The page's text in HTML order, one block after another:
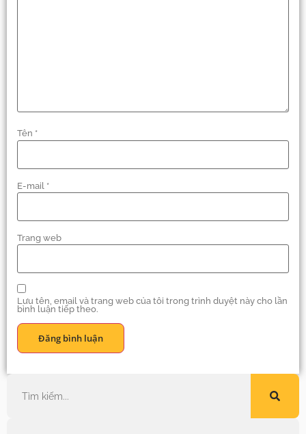
Tên *
E-mail *
Trang web
Lưu tên, email và trang web của tôi trong trình duyệt này cho lần
bình luận tiếp theo.